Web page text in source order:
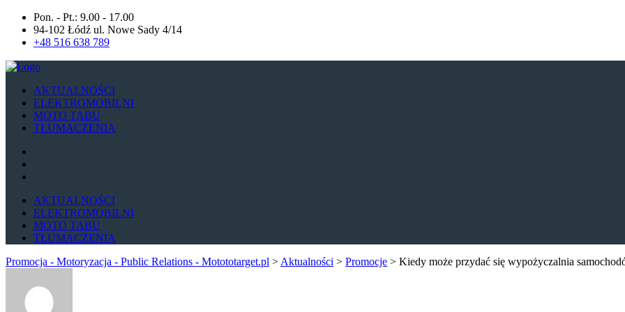
Pon. - Pt.: 9.00 - 17.00
94-102 Łódź ul. Nowe Sady 4/14
+48 516 638 789
AKTUALNOŚCI
ELEKTROMOBILNI
MOTO TABU
TŁUMACZENIA
AKTUALNOŚCI
ELEKTROMOBILNI
MOTO TABU
TŁUMACZENIA
Promocja - Motoryzacja - Public Relations - Motototarget.pl > Aktualności > Promocje > Kiedy może przydać się wypożyczalnia